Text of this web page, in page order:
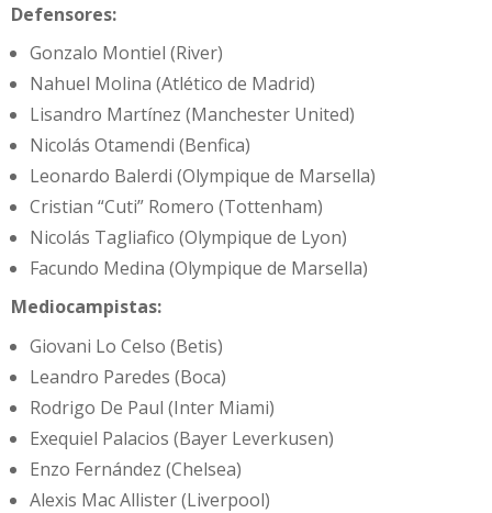
Defensores:
Gonzalo Montiel (River)
Nahuel Molina (Atlético de Madrid)
Lisandro Martínez (Manchester United)
Nicolás Otamendi (Benfica)
Leonardo Balerdi (Olympique de Marsella)
Cristian “Cuti” Romero (Tottenham)
Nicolás Tagliafico (Olympique de Lyon)
Facundo Medina (Olympique de Marsella)
Mediocampistas:
Giovani Lo Celso (Betis)
Leandro Paredes (Boca)
Rodrigo De Paul (Inter Miami)
Exequiel Palacios (Bayer Leverkusen)
Enzo Fernández (Chelsea)
Alexis Mac Allister (Liverpool)